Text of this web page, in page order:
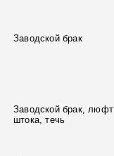
Заводской брак
Заводской брак, люфт
штока, течь